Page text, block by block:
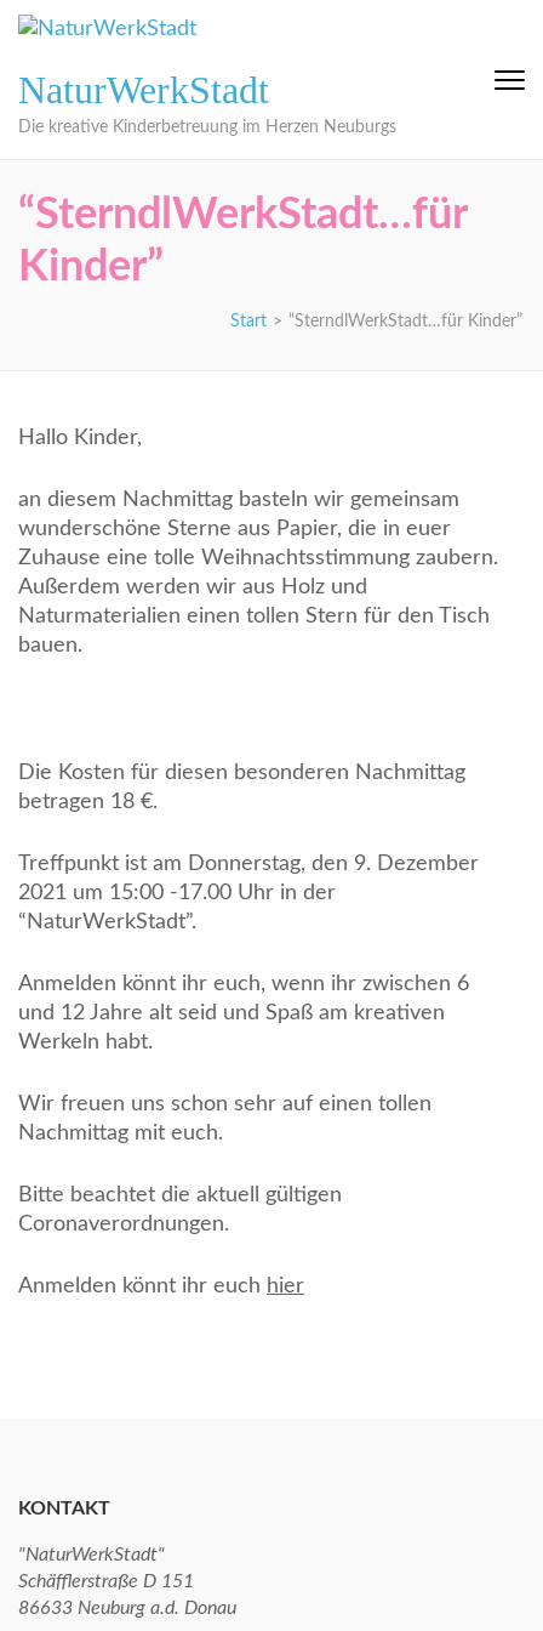
Zum
Inhalt
(Eingabetaste
drücken)
NaturWerkStadt
Die kreative Kinderbetreuung im Herzen Neuburgs
“SterndlWerkStadt…für
Kinder”
Start > “SterndlWerkStadt…für Kinder”
Hallo Kinder,
an diesem Nachmittag basteln wir gemeinsam
wunderschöne Sterne aus Papier, die in euer
Zuhause eine tolle Weihnachtsstimmung zaubern.
Außerdem werden wir aus Holz und
Naturmaterialien einen tollen Stern für den Tisch
bauen.
Die Kosten für diesen besonderen Nachmittag
betragen 18 €.
Treffpunkt ist am Donnerstag, den 9. Dezember
2021 um 15:00 -17.00 Uhr in der
“NaturWerkStadt”.
Anmelden könnt ihr euch, wenn ihr zwischen 6
und 12 Jahre alt seid und Spaß am kreativen
Werkeln habt.
Wir freuen uns schon sehr auf einen tollen
Nachmittag mit euch.
Bitte beachtet die aktuell gültigen
Coronaverordnungen.
Anmelden könnt ihr euch hier
KONTAKT
"NaturWerkStadt"
Schäfflerstraße D 151
86633 Neuburg a.d. Donau